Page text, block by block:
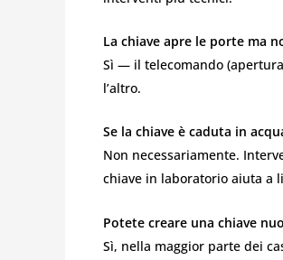
La chiave apre le porte ma
Sì — il telecomando
l’altro.
Se la chiave è caduta in
Non necessariamente.
chiave in laboratorio aiuta a
Potete creare una chiave
Sì, nella maggior parte dei